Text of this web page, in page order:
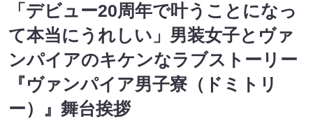
「デビュー20周年で叶うことになっ
て本当にうれしい」男装女子とヴァ
ンパイアのキケンなラブストーリー
『ヴァンパイア男子寮（ドミトリ
ー）』舞台挨拶